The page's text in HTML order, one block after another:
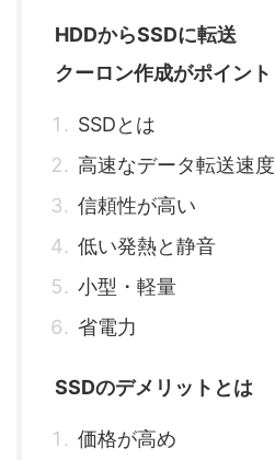
HDDからSSDに転送
クーロン作成がポイント
SSDとは
高速なデータ転送速度
信頼性が高い
低い発熱と静音
小型・軽量
省電力
SSDのデメリットとは
価格が高め